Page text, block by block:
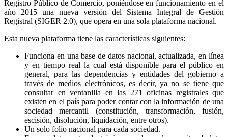
Registro Público de Comercio, poniéndose en funcionamiento en el
año 2015 una nueva versión del Sistema Integral de Gestión
Registral (SIGER 2.0), que opera en una sola plataforma nacional.
Esta nueva plataforma tiene las características siguientes:
Funciona en una base de datos nacional, actualizada, en línea
y en tiempo real la cual está disponible para el público en
general, para las dependencias y entidades del gobierno a
través de medios electrónicos, es decir, ya no se tiene que
consultar en ventanilla en las 271 oficinas registrales que
existen en el país para poder contar con la información de una
sociedad mercantil (constitución, transformación, fusión,
escisión, disolución, liquidación, entre otros).
Un solo folio nacional para cada sociedad.